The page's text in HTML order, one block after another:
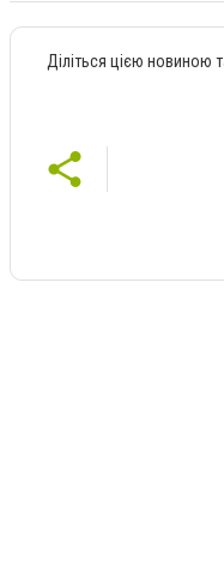
Діліться цією новиною